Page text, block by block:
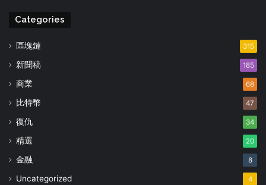
Categories
區塊鏈 315
新聞稿 185
商業 68
比特幣 47
復仇 34
精選 20
金融 8
Uncategorized 4